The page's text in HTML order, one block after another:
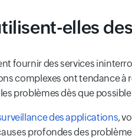
elles
fournir des services
complexes ont tendance à
problèmes dès que
des applications,
profondes des